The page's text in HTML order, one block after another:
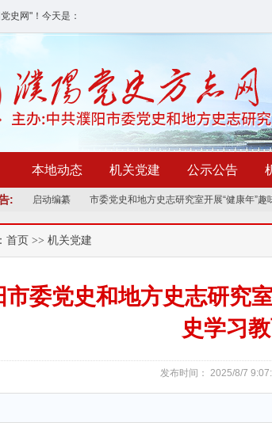
史网"！ 今天是：
本地动态 机关党建 公示公告
:
志》启动编纂 市委党史和地方史志研究室开展“健康年”趣
首页 >> 机关党建
市委党史和地方史志研究
史学习
发布时间： 2025/8/7